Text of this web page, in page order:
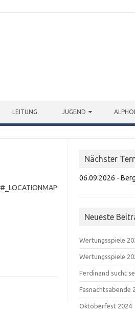
LEITUNG JUGEND
#_LOCATIONMAP
Nächster
06.09.2026 -
Neueste
Wertungsspiele
Wertungsspiele
Ferdinand sucht
Fasnachtsabende
Oktoberfest 2024